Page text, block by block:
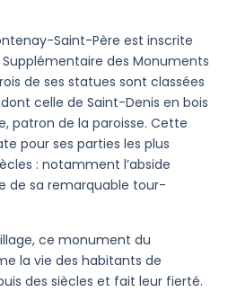
Saint-Père est inscrite
Supplémentaire des Monuments
de ses statues sont classées
celle de Saint-Denis en bois
patron de la paroisse. Cette
pour ses parties les plus
: notamment l’abside
de sa remarquable tour-
ce monument du
la vie des habitants de
des siècles et fait leur fierté.